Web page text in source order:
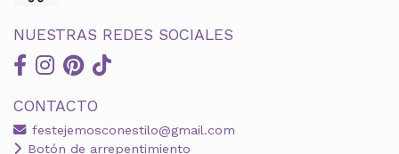
NUESTRAS REDES SOCIALES
CONTACTO
festejemosconestilo@gmail.com
Botón de arrepentimiento